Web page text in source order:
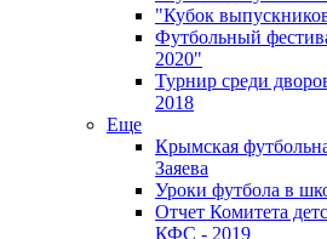
"Кубок
Футбольный
2020"
Турнир среди
2018
Еще
Крымская
Заяева
Уроки футбола в
Отчет Комитета
КФС - 2019